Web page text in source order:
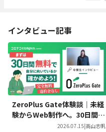
インタビュー記事
ZeroPlus Gate体験談｜未経
験からWeb制作へ。30日間で
見つけた、自分らしい働き方
2026.07.15|高山志帆